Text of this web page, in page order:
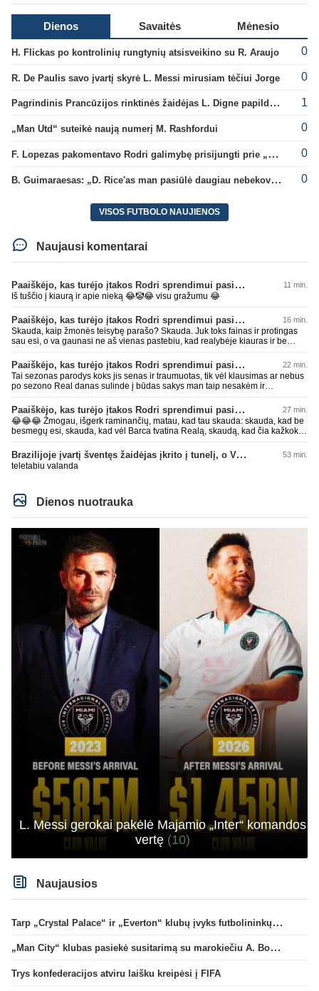
Dienos Savaitės Mėnesio
H. Flickas po kontrolinių rungtynių atsisveikino su R. Araujo 0
R. De Paulis savo įvartį skyrė L. Messi mirusiam tėčiui Jorge 0
Pagrindinis Prancūzijos rinktinės žaidėjas L. Digne papildė PSG gretas 1
„Man Utd“ suteikė naują numerį M. Rashfordui 0
F. Lopezas pakomentavo Rodri galimybę prisijungti prie „Barcelona“ ekipos 0
B. Guimaraesas: „D. Rice'as man pasiūlė daugiau nebekovoti tarpusavyje“ 0
VISOS FUTBOLO NAUJIENOS
Naujausi komentarai
Paaiškėjo, kas turėjo įtakos Rodri sprendimui pasirinkti Barselonos pusę 11 min.
Iš tuščio į kiaurą ir apie nieką 😂🤡😂 visu gražumu 😂
Paaiškėjo, kas turėjo įtakos Rodri sprendimui pasirinkti Barselonos pusę 16 min.
Skauda, kaip žmonės teisybę parašo? Skauda. Juk toks fainas ir protingas
sau esi, o va gaunasi ne aš vienas pastebiu, kad realybėje kiauras ir be
nei kas kitas 😂😂😂 Per mažai tos mėlynos ar žalios pievos apkakojai
kurioje kaip avinas lakstai... per mažai bičiuli... 💩💩💩
Paaiškėjo, kas turėjo įtakos Rodri sprendimui pasirinkti Barselonos pusę 22 min.
Tai sezonas parodys koks jis senas ir traumuotas, tik vėl klausimas ar nebus
po sezono Real danas sulinde į būdas sakys man taip nesakėm ir
degraduoja su tais išsivartymais. Gal todėl ir problema, kad tiek pats klubas,
tiek jo fanai begalviai ir užtat titulų badas jau 2 metai iš eilės, žiūrėsim ar ir
trečiam nebus taip. O kiti klubai savo darbus daro, o ne tuščiai čia 💩
palikinėja ant kurių patys paskui paslysta.
Paaiškėjo, kas turėjo įtakos Rodri sprendimui pasirinkti Barselonos pusę 27 min.
😂😂😂 Žmogau, išgerk raminančių, matau, kad tau skauda: skauda, kad be
besmegų esi, skauda, kad vėl Barca tvatina Realą, skaudą, kad čia kažkoks
nepatare ką daryti, pyksti, nes pačio galva tuščia ir toliau mynkai įžeidinėjimų
kortą. Ech, žmogau, žmogau... geriau tu būtųm patylėjelęs. P.S. Taip žinau
kaip veikia AI, todėl ir sugebu jį sudurninti, ne kartą jau tai pavyko. O tu kaip
Sėkmės, bičiuli, matau, kad toliau bus tik drgradavimas pačio, užtenka ir taip
koks blemba skyrtumas.... besmegenų esantis avinas ir bus tik avinas... daug
čia apie save balvone prirašei. Gėda man už tave. Toks iš retesnių bukumo
esi čia.
Brazilijoje įvartį šventęs žaidėjas įkrito į tunelį, o VAR įvartį atšaukė 53 min.
teletabiu valanda
Dienos nuotrauka
L. Messi gerokai pakėlė Majamio „Inter“ komandos
vertę (10)
Naujausios
Tarp „Crystal Palace“ ir „Everton“ klubų įvyks futbolininkų mainai
„Man City“ klubas pasiekė susitarimą su marokiečiu A. Bouaddi
Trys konfederacijos atviru laišku kreipėsi į FIFA